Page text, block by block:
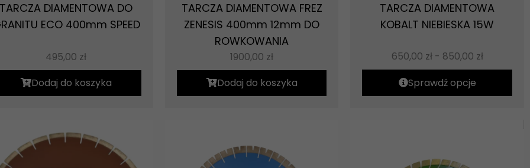
TARCZA DIAMENTOWA DO
ECO 400mm SPEED
495,00 zł
Dodaj do koszyka
TARCZA DIAMENTOWA FREZ
ZENESIS 400mm 12mm DO
ROWKOWANIA
1900,00 zł
Dodaj do koszyka
TARCZA DIAMENTOWA
KOBALT NIEBIESKA 15W
650,00 zł - 850,00 zł
Sprawdź opcje